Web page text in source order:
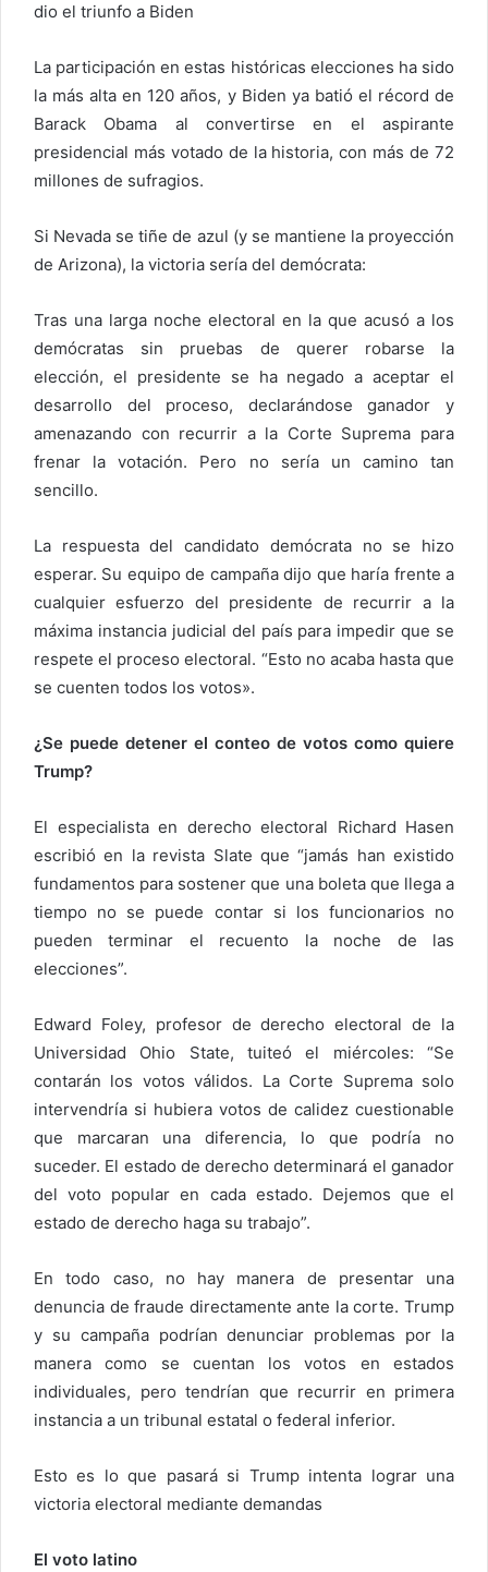
dio el triunfo a Biden
La participación en estas históricas elecciones ha sido
la más alta en 120 años, y Biden ya batió el récord de
Barack Obama al convertirse en el aspirante
presidencial más votado de la historia, con más de 72
millones de sufragios.
Si Nevada se tiñe de azul (y se mantiene la proyección
de Arizona), la victoria sería del demócrata:
Tras una larga noche electoral en la que acusó a los
demócratas sin pruebas de querer robarse la
elección, el presidente se ha negado a aceptar el
desarrollo del proceso, declarándose ganador y
amenazando con recurrir a la Corte Suprema para
frenar la votación. Pero no sería un camino tan
sencillo.
La respuesta del candidato demócrata no se hizo
esperar. Su equipo de campaña dijo que haría frente a
cualquier esfuerzo del presidente de recurrir a la
máxima instancia judicial del país para impedir que se
respete el proceso electoral. “Esto no acaba hasta que
se cuenten todos los votos».
¿Se puede detener el conteo de votos como quiere
Trump?
El especialista en derecho electoral Richard Hasen
escribió en la revista Slate que “jamás han existido
fundamentos para sostener que una boleta que llega a
tiempo no se puede contar si los funcionarios no
pueden terminar el recuento la noche de las
elecciones”.
Edward Foley, profesor de derecho electoral de la
Universidad Ohio State, tuiteó el miércoles: “Se
contarán los votos válidos. La Corte Suprema solo
intervendría si hubiera votos de calidez cuestionable
que marcaran una diferencia, lo que podría no
suceder. El estado de derecho determinará el ganador
del voto popular en cada estado. Dejemos que el
estado de derecho haga su trabajo”.
En todo caso, no hay manera de presentar una
denuncia de fraude directamente ante la corte. Trump
y su campaña podrían denunciar problemas por la
manera como se cuentan los votos en estados
individuales, pero tendrían que recurrir en primera
instancia a un tribunal estatal o federal inferior.
Esto es lo que pasará si Trump intenta lograr una
victoria electoral mediante demandas
El voto latino